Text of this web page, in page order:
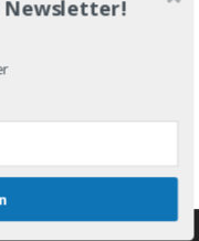
Newsletter!